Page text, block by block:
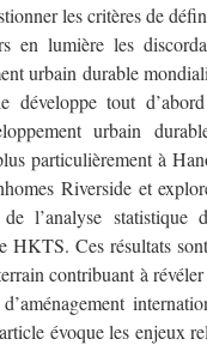
les critères de
en lumière les
urbain durable
développe tout
urbain
particulièrement à
Riverside et
l’analyse statistique
HKTS. Ces résultats
contribuant à
évoque les enjeux